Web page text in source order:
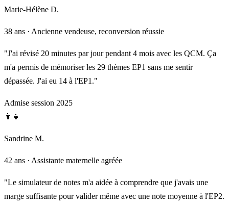
Marie-Hélène D.
38 ans · Ancienne vendeuse, reconversion réussie
"J'ai révisé 20 minutes par jour pendant 4 mois avec les QCM. Ça
m'a permis de mémoriser les 29 thèmes EP1 sans me sentir
dépassée. J'ai eu 14 à l'EP1."
Admise session 2025
👩‍👧
Sandrine M.
42 ans · Assistante maternelle agréée
"Le simulateur de notes m'a aidée à comprendre que j'avais une
marge suffisante pour valider même avec une note moyenne à l'EP2.